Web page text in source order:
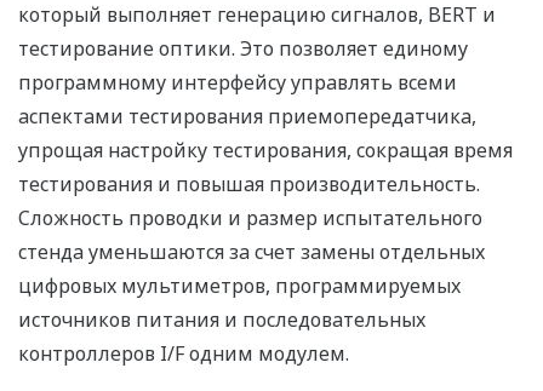
который выполняет генерацию сигналов, BERT и
тестирование оптики. Это позволяет единому
программному интерфейсу управлять всеми
аспектами тестирования приемопередатчика,
упрощая настройку тестирования, сокращая время
тестирования и повышая производительность.
Сложность проводки и размер испытательного
стенда уменьшаются за счет замены отдельных
цифровых мультиметров, программируемых
источников питания и последовательных
контроллеров I/F одним модулем.